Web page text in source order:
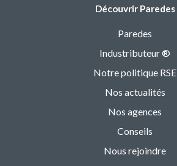
Découvrir Paredes
Paredes
Industributeur ®
Notre politique RSE
Nos actualités
Nos agences
Conseils
Nous rejoindre